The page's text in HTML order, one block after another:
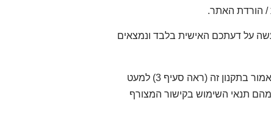
/ הורדת האתר.
על דעתכם האישית בלבד ונמצאים
התכנים המוצעים באתר הינם בבעלותם הבלעדית של 'עטרה דהן' ואין לעשות בהם שימוש אשר נועד את האמור בתקנון זה (ראה סעיף 3) למעט
מהם תנאי השימוש בקישור המצורף